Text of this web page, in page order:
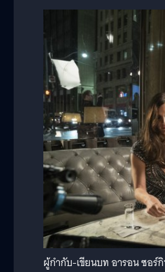
ผู้กำกับ-เขียนบท อารอน ซอร์